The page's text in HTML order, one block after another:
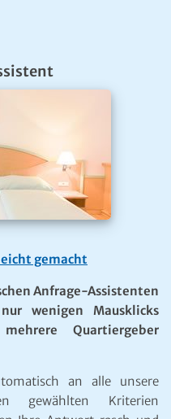
gemacht
Anfrage-Assistenten
wenigen Mausklicks
Quartiergeber
an alle unsere
gewählten Kriterien